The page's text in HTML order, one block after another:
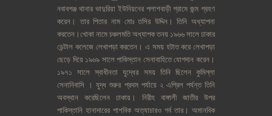
নবাবগঞ্জ থানার ভাদুরিয়া ইউনিয়নের পলাশবাড়ী গ্রামে জন্ম গ্রহণ
করেন।
তার পিতার নাম মোঃ তসির উদ্দিন। তিনি অধ্যাপনা
করতেন।খোকা নামে চঞ্চলমতি অধ্যাপক তনয় ১৯৬৬ সালে ঢাকার
ডেন্টাল কলেজে লেখাপড়া করতেন। এ সময় হটাত করে লেখাপড়া
ছেড়ে দিয়ে ১৯৬৯ সালে পাকিস্তান সেনাবাহিতে যোগদান করেন।
১৯৭১
সালে স্বাধীনতা যুদ্ধের সময় তিনি ছিলেন কুমিল্লা
সেনানিবাসি
। যুদ্ধ শুরুর প্রথম পর্যায়ে ২ এপ্রিল পর্যন্ত তিনি
অবস্থান
করেছিলেন ঢাকায়। নিরীহ বাঙ্গালী জাতীর
উপর
পাকিস্তানি হানাদারের পাশবিক অত্যাচারও গর্ব তার। অমানবিক